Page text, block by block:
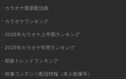
・カラオケ最新配信曲
・カラオケランキング
・2026年カラオケ上半期ランキング
・2025年カラオケ年間ランキング
・新曲トレンドランキング
・映像コンテンツ配信情報（本人映像等）